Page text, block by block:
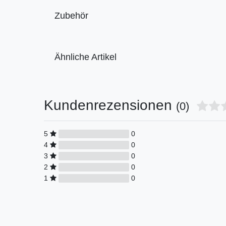
Zubehör
Ähnliche Artikel
Kundenrezensionen (0)
5
0
4
0
3
0
2
0
1
0